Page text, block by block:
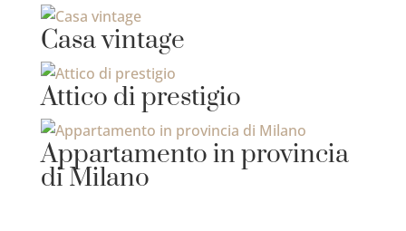
Casa vintage
Attico di prestigio
Appartamento in provincia
di Milano